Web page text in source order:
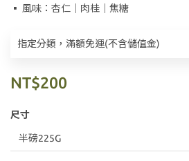
▪ 風味：杏仁｜肉桂｜焦糖
指定分類，滿額免運(不含儲值金)
NT$200
尺寸